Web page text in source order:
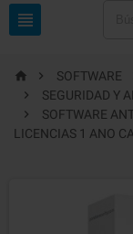

  SOFTWARE

SEGURIDAD Y

SOFTWARE
LICENCIAS 1 ANO